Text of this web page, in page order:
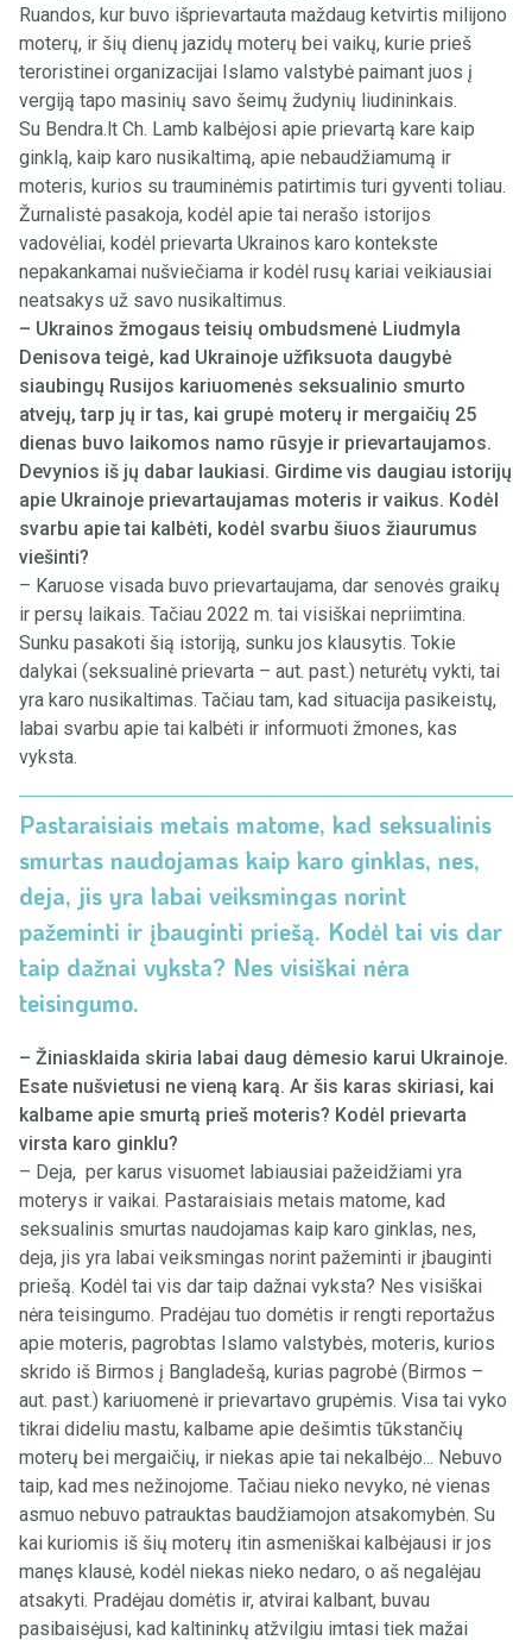
Ruandos, kur buvo išprievartauta maždaug ketvirtis milijono
moterų, ir šių dienų jazidų moterų bei vaikų, kurie prieš
teroristinei organizacijai Islamo valstybė paimant juos į
vergiją tapo masinių savo šeimų žudynių liudininkais.
Su Bendra.lt Ch. Lamb kalbėjosi apie prievartą kare kaip
ginklą, kaip karo nusikaltimą, apie nebaudžiamumą ir
moteris, kurios su trauminėmis patirtimis turi gyventi toliau.
Žurnalistė pasakoja, kodėl apie tai nerašo istorijos
vadovėliai, kodėl prievarta Ukrainos karo kontekste
nepakankamai nušviečiama ir kodėl rusų kariai veikiausiai
neatsakys už savo nusikaltimus.
– Ukrainos žmogaus teisių ombudsmenė Liudmyla
Denisova teigė, kad Ukrainoje užfiksuota daugybė
siaubingų Rusijos kariuomenės seksualinio smurto
atvejų, tarp jų ir tas, kai grupė moterų ir mergaičių 25
dienas buvo laikomos namo rūsyje ir prievartaujamos.
Devynios iš jų dabar laukiasi. Girdime vis daugiau istorijų
apie Ukrainoje prievartaujamas moteris ir vaikus. Kodėl
svarbu apie tai kalbėti, kodėl svarbu šiuos žiaurumus
viešinti?
– Karuose visada buvo prievartaujama, dar senovės graikų
ir persų laikais. Tačiau 2022 m. tai visiškai nepriimtina.
Sunku pasakoti šią istoriją, sunku jos klausytis. Tokie
dalykai (seksualinė prievarta – aut. past.) neturėtų vykti, tai
yra karo nusikaltimas. Tačiau tam, kad situacija pasikeistų,
labai svarbu apie tai kalbėti ir informuoti žmones, kas
vyksta.
Pastaraisiais metais matome, kad seksualinis
smurtas naudojamas kaip karo ginklas, nes,
deja, jis yra labai veiksmingas norint
pažeminti ir įbauginti priešą. Kodėl tai vis dar
taip dažnai vyksta? Nes visiškai nėra
teisingumo.
– Žiniasklaida skiria labai daug dėmesio karui Ukrainoje.
Esate nušvietusi ne vieną karą. Ar šis karas skiriasi, kai
kalbame apie smurtą prieš moteris? Kodėl prievarta
virsta karo ginklu?
– Deja, per karus visuomet labiausiai pažeidžiami yra
moterys ir vaikai. Pastaraisiais metais matome, kad
seksualinis smurtas naudojamas kaip karo ginklas, nes,
deja, jis yra labai veiksmingas norint pažeminti ir įbauginti
priešą. Kodėl tai vis dar taip dažnai vyksta? Nes visiškai
nėra teisingumo. Pradėjau tuo domėtis ir rengti reportažus
apie moteris, pagrobtas Islamo valstybės, moteris, kurios
skrido iš Birmos į Bangladešą, kurias pagrobė (Birmos –
aut. past.) kariuomenė ir prievartavo grupėmis. Visa tai vyko
tikrai dideliu mastu, kalbame apie dešimtis tūkstančių
moterų bei mergaičių, ir niekas apie tai nekalbėjo... Nebuvo
taip, kad mes nežinojome. Tačiau nieko nevyko, nė vienas
asmuo nebuvo patrauktas baudžiamojon atsakomybėn. Su
kai kuriomis iš šių moterų itin asmeniškai kalbėjausi ir jos
manęs klausė, kodėl niekas nieko nedaro, o aš negalėjau
atsakyti. Pradėjau domėtis ir, atvirai kalbant, buvau
pasibaisėjusi, kad kaltininkų atžvilgiu imtasi tiek mažai